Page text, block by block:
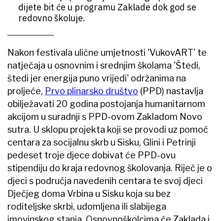
dijete bit će u programu Zaklade dok god se
redovno školuje.
Nakon festivala ulične umjetnosti 'VukovART' te
natječaja u osnovnim i srednjim školama 'Štedi,
štedi jer energija puno vrijedi' održanima na
proljeće, Prvo plinarsko društvo (PPD) nastavlja
obilježavati 20 godina postojanja humanitarnom
akcijom u suradnji s PPD-ovom Zakladom Novo
sutra. U sklopu projekta koji se provodi uz pomoć
centara za socijalnu skrb u Sisku, Glini i Petrinji
pedeset troje djece dobivat će PPD-ovu
stipendiju do kraja redovnog školovanja. Riječ je o
djeci s područja navedenih centara te svoj djeci
Dječjeg doma Vrbina u Sisku koja su bez
roditeljske skrbi, udomljena ili slabijega